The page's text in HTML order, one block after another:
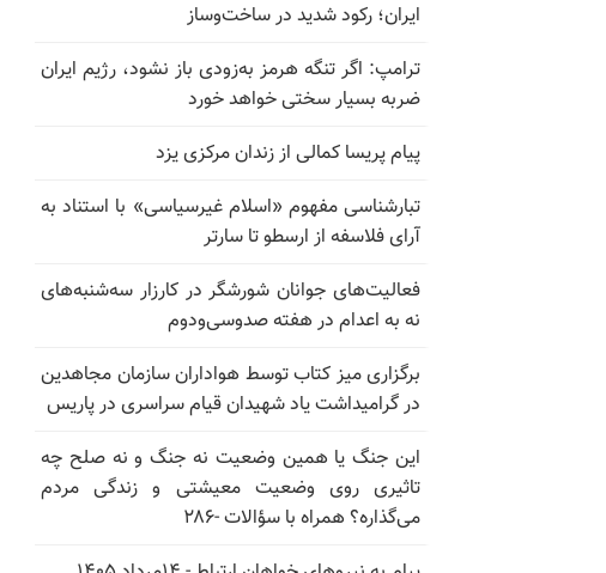
ایران؛ رکود شدید در ساخت‌وساز
ترامپ: اگر تنگه هرمز به‌زودی باز نشود، رژیم ایران
ضربه بسیار سختی خواهد خورد
پیام پریسا کمالی از زندان مرکزی یزد
تبارشناسی مفهوم «اسلام غیرسیاسی» با استناد به
آرای فلاسفه از ارسطو تا سارتر
فعالیت‌های جوانان شورشگر در کارزار سه‌شنبه‌های
نه به اعدام در هفته صدوسی‌و‌دوم
برگزاری میز کتاب توسط هواداران سازمان مجاهدین
در گرامیداشت یاد شهیدان قیام سراسری در پاریس
این جنگ یا همین وضعیت نه جنگ و نه صلح چه
تاثیری روی وضعیت معیشتی و زندگی مردم
می‌گذاره؟ همراه با سؤالات -۲۸۶